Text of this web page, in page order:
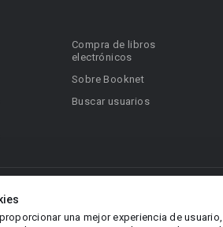
una mejor experiencia de
Compra de libros
electrónicos
Sobre Booknet
Buscar usuarios
los derechos reservados.
Digeni 51, oficina 1, Larnaca,